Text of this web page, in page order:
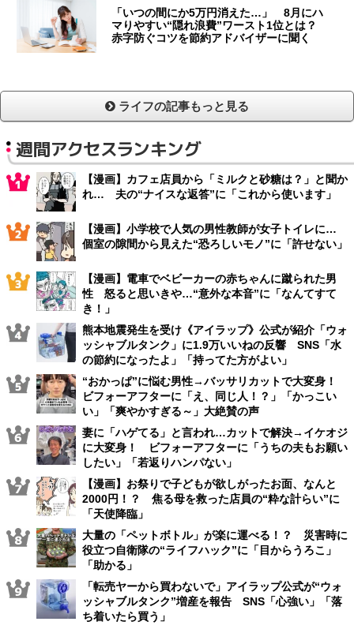
「いつの間にか5万円消えた…」 8月にハ
マりやすい“隠れ浪費”ワースト1位とは？
赤字防ぐコツを節約アドバイザーに聞く
ライフの記事もっと見る
週間アクセスランキング
【漫画】カフェ店員から「ミルクと砂糖は？」と聞か
れ… 夫の“ナイスな返答”に「これから使います」
【漫画】小学校で人気の男性教師が女子トイレに…
個室の隙間から見えた“恐ろしいモノ”に「許せない」
【漫画】電車でベビーカーの赤ちゃんに蹴られた男
性 怒ると思いきや…“意外な本音”に「なんてすて
き！」
熊本地震発生を受け《アイラップ》公式が紹介「ウォ
ッシャブルタンク」に1.9万いいねの反響 SNS「水
の節約になったよ」「持ってた方がよい」
“おかっぱ”に悩む男性→バッサリカットで大変身！
ビフォーアフターに「え、同じ人！？」「かっこい
い」「爽やかすぎる～」大絶賛の声
妻に「ハゲてる」と言われ…カットで解決→イケオジ
に大変身！ ビフォーアフターに「うちの夫もお願い
したい」「若返りハンパない」
【漫画】お祭りで子どもが欲しがったお面、なんと
2000円！？ 焦る母を救った店員の“粋な計らい”に
「天使降臨」
大量の「ペットボトル」が楽に運べる！？ 災害時に
役立つ自衛隊の“ライフハック”に「目からうろこ」
「助かる」
「転売ヤーから買わないで」アイラップ公式が“ウォ
ッシャブルタンク”増産を報告 SNS「心強い」「落
ち着いたら買う」